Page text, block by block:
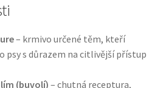
kvalita a přirozené složení
– krmivo určené těm, kteří
psy s důrazem na citlivější přístup
(buvolí) – chutná receptura,